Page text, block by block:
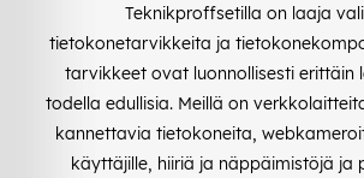
Teknikproffsetilla on laaja
tietokonetarvikkeita ja
tarvikkeet ovat luonnollisesti erittäin
todella edullisia. Meillä on
kannettavia tietokoneita,
käyttäjille, hiiriä ja näppäimistöjä ja